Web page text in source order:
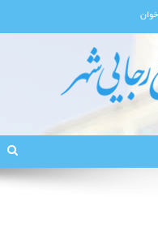
مسجد جامع